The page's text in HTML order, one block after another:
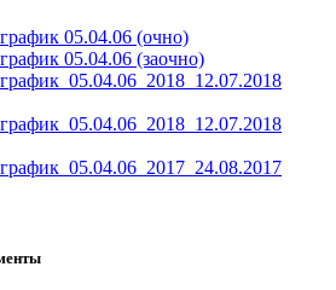
05.04.06 (очно)
05.04.06 (заочно)